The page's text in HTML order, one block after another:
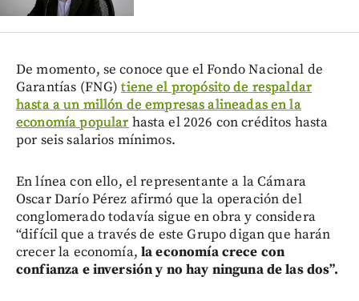
De momento, se conoce que el Fondo Nacional de
Garantías (FNG)tiene el propósito de respaldar
hasta a un millón de empresas alineadas en la
economía popular hasta el 2026 con créditos hasta
por seis salarios mínimos.
En línea con ello, el representante a la Cámara
Oscar Darío Pérez afirmó que la operación del
conglomerado todavía sigue en obra y considera
“difícil que a través de este Grupo digan que harán
crecer la economía, la economía crece con
confianza e inversión y no hay ninguna de las dos”.